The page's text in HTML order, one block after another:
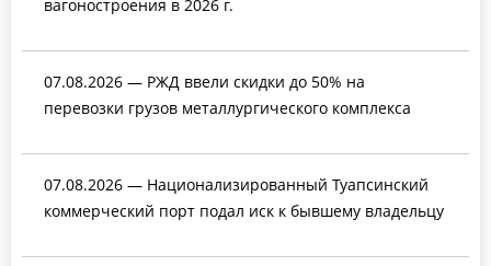
вагоностроения в 2026 г.
07.08.2026 — РЖД ввели скидки до 50% на
перевозки грузов металлургического комплекса
07.08.2026 — Национализированный Туапсинский
коммерческий порт подал иск к бывшему владельцу